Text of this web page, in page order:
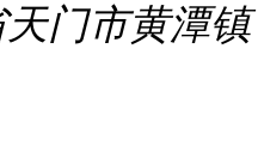
门市黄潭镇